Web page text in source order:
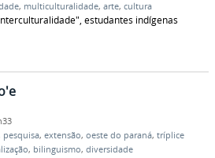
, multiculturalidade, arte, cultura
estudantes indígenas
pesquisa, extensão, oeste do paraná, tríplice
, bilinguismo, diversidade